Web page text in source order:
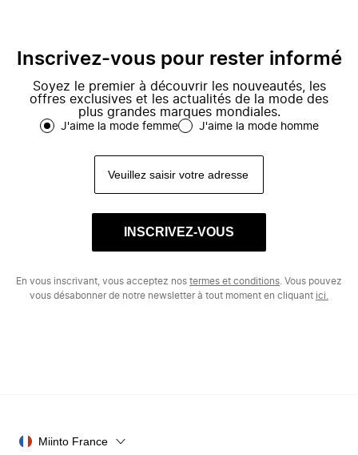
Inscrivez-vous pour rester informé
Soyez le premier à découvrir les nouveautés, les
offres exclusives et les actualités de la mode des
plus grandes marques mondiales.
J'aime la mode femme J'aime la mode homme
INSCRIVEZ-VOUS
En vous inscrivant, vous acceptez nos termes et conditions . Vous pouvez
vous désabonner de notre newsletter à tout moment en cliquant ici.
Miinto France